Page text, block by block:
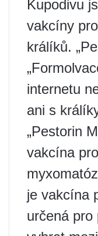
Kupodivu
vakcíny
králíků.
internetu
ani s
„Pestorin
vakcína
je vakcína
určená